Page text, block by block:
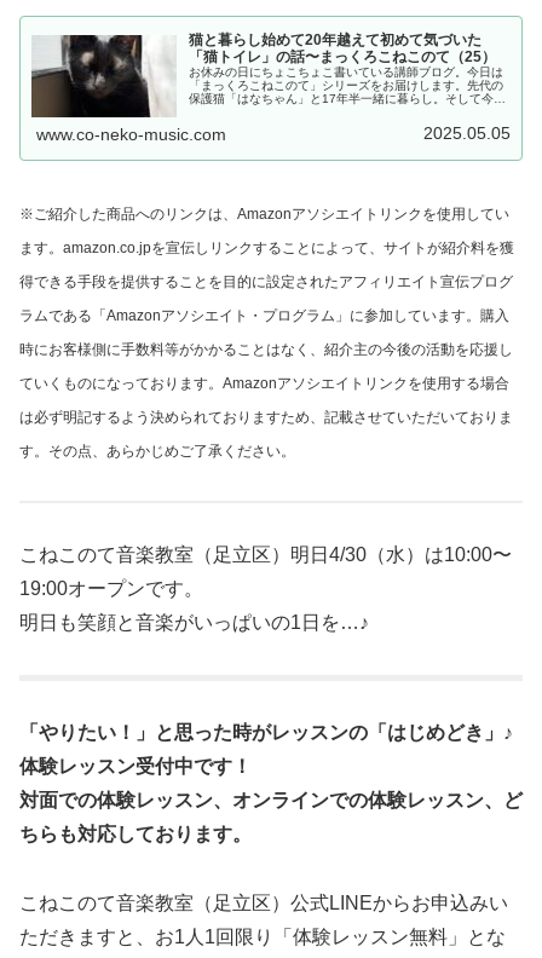
猫と暮らし始めて20年越えて初めて気づいた
「猫トイレ」の話〜まっくろこねこのて（25）
お休みの日にちょこちょこ書いている講師ブログ。今日は
「まっくろこねこのて」シリーズをお届けします。先代の
保護猫「はなちゃん」と17年半一緒に暮らし。そして今
www.co-neko-music.com 2025.05.05
※ご紹介した商品へのリンクは、Amazonアソシエイトリンクを使用してい
ます。amazon.co.jpを宣伝しリンクすることによって、サイトが紹介料を獲
得できる手段を提供することを目的に設定されたアフィリエイト宣伝プログ
ラムである「Amazonアソシエイト・プログラム」に参加しています。購入
時にお客様側に手数料等がかかることはなく、紹介主の今後の活動を応援し
ていくものになっております。Amazonアソシエイトリンクを使用する場合
は必ず明記するよう決められておりますため、記載させていただいておりま
す。その点、あらかじめご了承ください。
こねこのて音楽教室（足立区）明日4/30（水）は10:00〜
19:00オープンです。
明日も笑顔と音楽がいっぱいの1日を…♪
「やりたい！」と思った時がレッスンの「はじめどき」♪
体験レッスン受付中です！
対面での体験レッスン、オンラインでの体験レッスン、ど
ちらも対応しております。
こねこのて音楽教室（足立区）公式LINEからお申込みい
ただきますと、お1人1回限り「体験レッスン無料」とな